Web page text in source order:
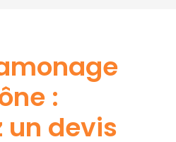
:
devis